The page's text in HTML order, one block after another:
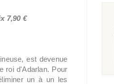
7,90 €
est devenue
roi d'Adarlan. Pour
un à un les